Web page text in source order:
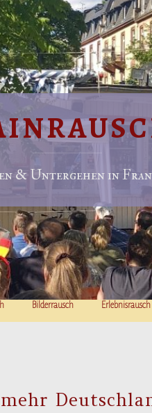
& Untergehen in
Bilderrausch Erlebnisrausch